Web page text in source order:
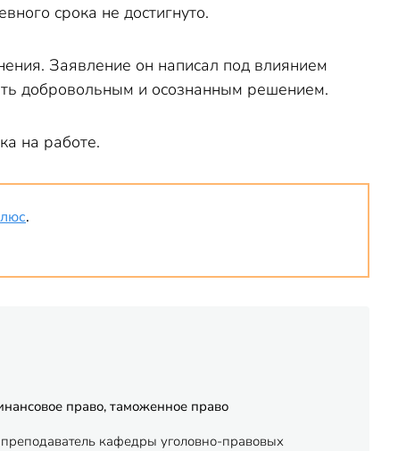
срока не достигнуто.
Заявление он написал под влиянием
добровольным и осознанным решением.
на работе.
.
право, таможенное право
кафедры уголовно-правовых